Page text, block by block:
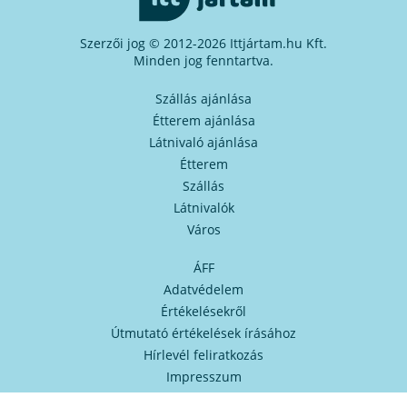
Szerzői jog © 2012-2026 Ittjártam.hu Kft.
Minden jog fenntartva.
Szállás ajánlása
Étterem ajánlása
Látnivaló ajánlása
Étterem
Szállás
Látnivalók
Város
ÁFF
Adatvédelem
Értékelésekről
Útmutató értékelések írásához
Hírlevél feliratkozás
Impresszum